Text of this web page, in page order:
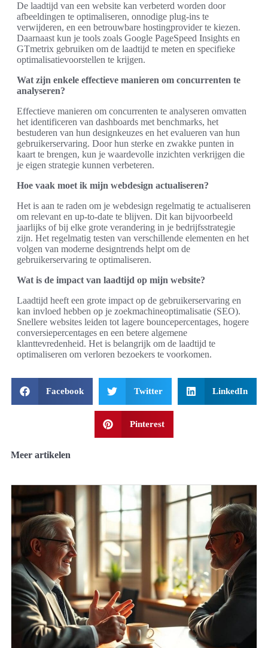
De laadtijd van een website kan verbeterd worden door
afbeeldingen te optimaliseren, onnodige plug-ins te
verwijderen, en een betrouwbare hostingprovider te kiezen.
Daarnaast kun je tools zoals Google PageSpeed Insights en
GTmetrix gebruiken om de laadtijd te meten en specifieke
optimalisatievoorstellen te krijgen.
Wat zijn enkele effectieve manieren om concurrenten te
analyseren?
Effectieve manieren om concurrenten te analyseren omvatten
het identificeren van dashboards met benchmarks, het
bestuderen van hun designkeuzes en het evalueren van hun
gebruikerservaring. Door hun sterke en zwakke punten in
kaart te brengen, kun je waardevolle inzichten verkrijgen die
je eigen strategie kunnen verbeteren.
Hoe vaak moet ik mijn webdesign actualiseren?
Het is aan te raden om je webdesign regelmatig te actualiseren
om relevant en up-to-date te blijven. Dit kan bijvoorbeeld
jaarlijks of bij elke grote verandering in je bedrijfsstrategie
zijn. Het regelmatig testen van verschillende elementen en het
volgen van moderne designtrends helpt om de
gebruikerservaring te optimaliseren.
Wat is de impact van laadtijd op mijn website?
Laadtijd heeft een grote impact op de gebruikerservaring en
kan invloed hebben op je zoekmachineoptimalisatie (SEO).
Snellere websites leiden tot lagere bouncepercentages, hogere
conversiepercentages en een betere algemene
klanttevredenheid. Het is belangrijk om de laadtijd te
optimaliseren om verloren bezoekers te voorkomen.
Facebook Twitter LinkedIn
Pinterest
Meer artikelen